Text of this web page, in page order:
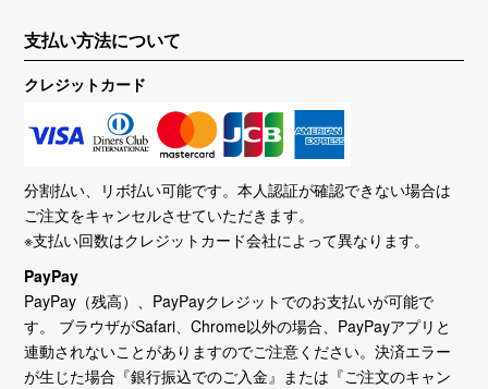
支払い方法について
クレジットカード
分割払い、リボ払い可能です。本人認証が確認できない場合は
ご注文をキャンセルさせていただきます。
※支払い回数はクレジットカード会社によって異なります。
PayPay
PayPay（残高）、PayPayクレジットでのお支払いが可能で
す。 ブラウザがSafari、Chrome以外の場合、PayPayアプリと
連動されないことがありますのでご注意ください。決済エラー
が生じた場合『銀行振込でのご入金』または『ご注文のキャン